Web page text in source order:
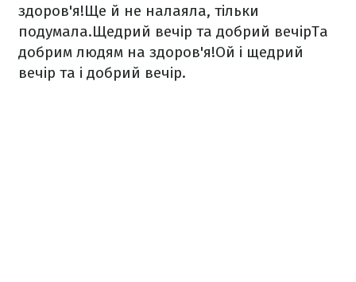
здоров'я!Ще й не налаяла, тільки
подумала.Щедрий вечір та добрий вечірТа
добрим людям на здоров'я!Ой і щедрий
вечір та і добрий вечір.